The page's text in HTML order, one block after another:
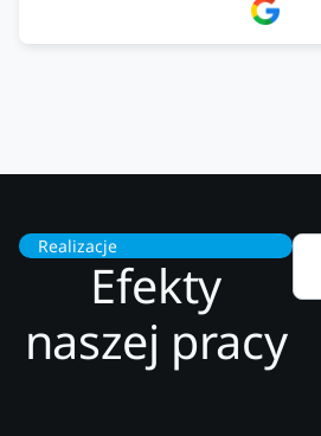
Firma godna zaufania. Tak trzymać!
Realizacje
Efekty
naszej pracy